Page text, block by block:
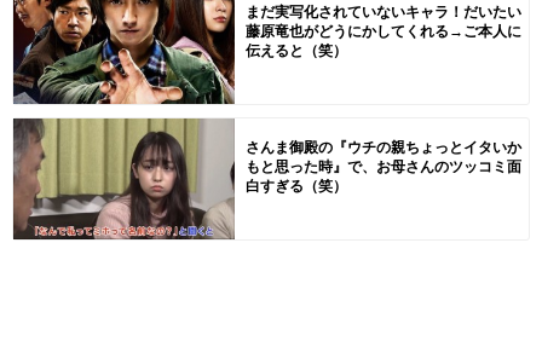
まだ実写化されていないキャラ！だいたい
藤原竜也がどうにかしてくれる→ご本人に
伝えると（笑）
さんま御殿の『ウチの親ちょっとイタいか
もと思った時』で、お母さんのツッコミ面
白すぎる（笑）